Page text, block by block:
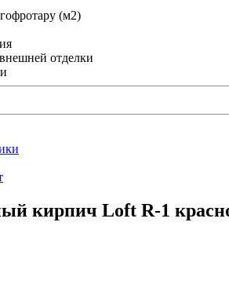
(м2)
отделки
кирпич Loft R-1